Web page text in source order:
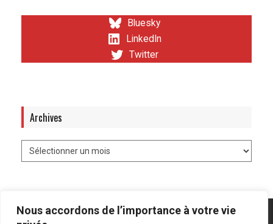
Nous accordons de l’importance à votre vie
Bluesky
LinkedIn
Twitter
Archives